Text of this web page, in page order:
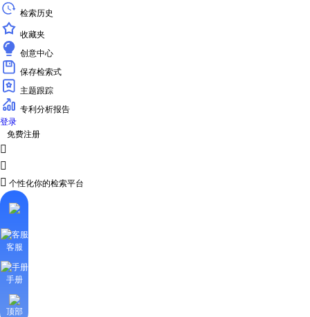
检索历史
收藏夹
创意中心
保存检索式
主题跟踪
专利分析报告
登录
免费注册


 个性化你的检索平台
客服
手册
顶部